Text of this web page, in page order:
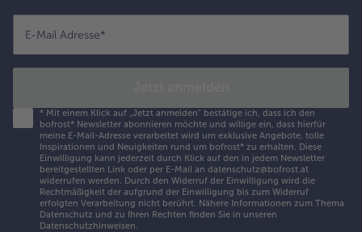
E-Mail Adresse*
* Mit einem Klick auf „Jetzt anmelden" bestätige ich, dass ich den
bofrost* Newsletter abonnieren möchte und willige ein, dass hierfür
meine E-Mail-Adresse verarbeitet wird um exklusive Angebote, tolle
Inspirationen und Neuigkeiten rund um bofrost* zu erhalten. Diese
Einwilligung kann jederzeit durch Klick auf den in jedem Newsletter
bereitgestellten Link oder per E-Mail an datenschutz@bofrost.at
widerrufen werden. Durch den Widerruf der Einwilligung wird die
Rechtmäßigkeit der aufgrund der Einwilligung bis zum Widerruf
erfolgten Verarbeitung nicht berührt. Nähere Informationen zum Thema
Datenschutz und zu Ihren Rechten finden Sie in unseren
Datenschutzhinweisen.